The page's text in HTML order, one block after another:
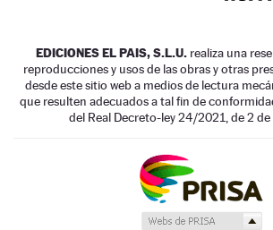
EDICIONES EL PAIS, S.L.U. realiza una
reproducciones y usos de las obras y otras
desde este sitio web a medios de lectura
que resulten adecuados a tal fin de
del Real Decreto-ley 24/2021, de 2 de